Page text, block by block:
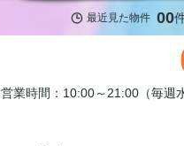
最近見た物件 00
営業時間：10:00～21:00（毎週